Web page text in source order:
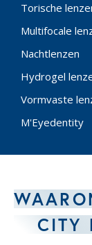
Torische
Multifocale
Nachtlenzen
Hydrogel
Vormvaste
M'Eyedentity
CITY